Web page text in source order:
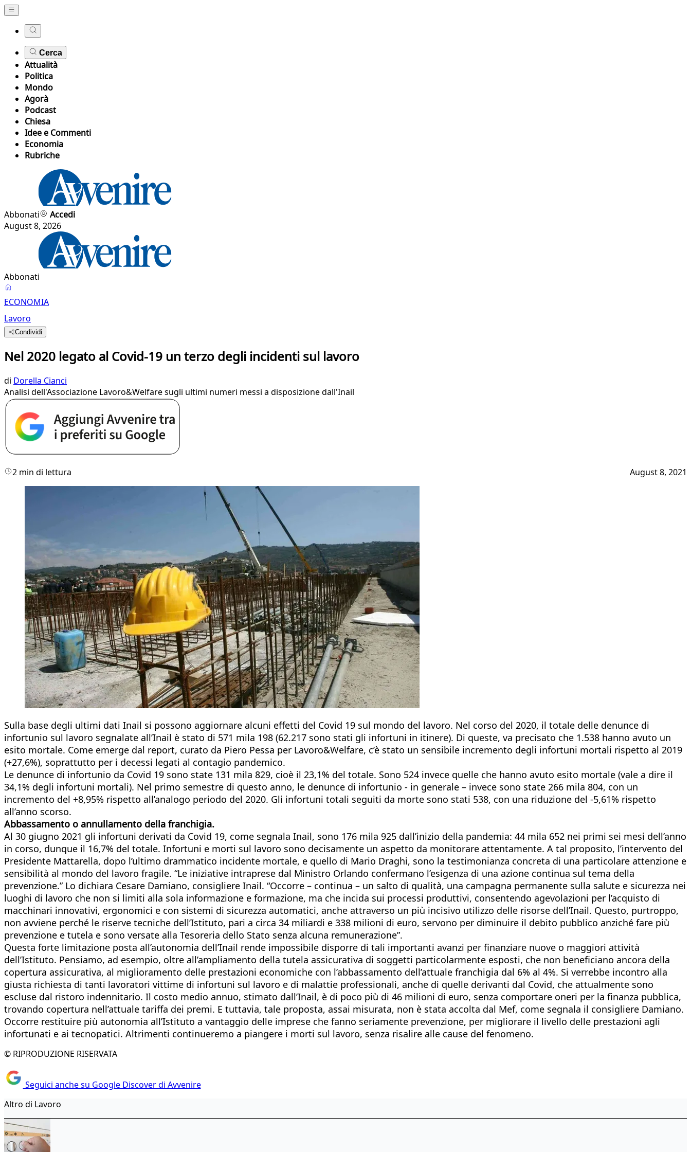
Cerca
Attualità
Politica
Mondo
Agorà
Podcast
Chiesa
Idee e Commenti
Economia
Rubriche
Abbonati
Accedi
August 8, 2026
Abbonati
ECONOMIA
Lavoro
Condividi
Nel 2020 legato al Covid-19 un terzo degli incidenti sul lavoro
di Dorella Cianci
Analisi dell'Associazione Lavoro&Welfare sugli ultimi numeri messi a disposizione dall'Inail
2 min di lettura August 8, 2021
Sulla base degli ultimi dati Inail si possono aggiornare alcuni effetti del Covid 19 sul mondo del lavoro. Nel corso del 2020, il totale delle denunce di
infortunio sul lavoro segnalate all’Inail è stato di 571 mila 198 (62.217 sono stati gli infortuni in itinere). Di queste, va precisato che 1.538 hanno avuto un
esito mortale. Come emerge dal report, curato da Piero Pessa per Lavoro&Welfare, c’è stato un sensibile incremento degli infortuni mortali rispetto al 2019
(+27,6%), soprattutto per i decessi legati al contagio pandemico.
Le denunce di infortunio da Covid 19 sono state 131 mila 829, cioè il 23,1% del totale. Sono 524 invece quelle che hanno avuto esito mortale (vale a dire il
34,1% degli infortuni mortali). Nel primo semestre di questo anno, le denunce di infortunio - in generale – invece sono state 266 mila 804, con un
incremento del +8,95% rispetto all’analogo periodo del 2020. Gli infortuni totali seguiti da morte sono stati 538, con una riduzione del -5,61% rispetto
all’anno scorso.
Abbassamento o annullamento della franchigia.
Al 30 giugno 2021 gli infortuni derivati da Covid 19, come segnala Inail, sono 176 mila 925 dall’inizio della pandemia: 44 mila 652 nei primi sei mesi dell’anno
in corso, dunque il 16,7% del totale. Infortuni e morti sul lavoro sono decisamente un aspetto da monitorare attentamente. A tal proposito, l’intervento del
Presidente Mattarella, dopo l’ultimo drammatico incidente mortale, e quello di Mario Draghi, sono la testimonianza concreta di una particolare attenzione e
sensibilità al mondo del lavoro fragile. “Le iniziative intraprese dal Ministro Orlando confermano l’esigenza di una azione continua sul tema della
prevenzione.” Lo dichiara Cesare Damiano, consigliere Inail. “Occorre – continua – un salto di qualità, una campagna permanente sulla salute e sicurezza nei
luoghi di lavoro che non si limiti alla sola informazione e formazione, ma che incida sui processi produttivi, consentendo agevolazioni per l’acquisto di
macchinari innovativi, ergonomici e con sistemi di sicurezza automatici, anche attraverso un più incisivo utilizzo delle risorse dell’Inail. Questo, purtroppo,
non avviene perché le riserve tecniche dell’Istituto, pari a circa 34 miliardi e 338 milioni di euro, servono per diminuire il debito pubblico anziché fare più
prevenzione e tutela e sono versate alla Tesoreria dello Stato senza alcuna remunerazione”.
Questa forte limitazione posta all’autonomia dell’Inail rende impossibile disporre di tali importanti avanzi per finanziare nuove o maggiori attività
dell’Istituto. Pensiamo, ad esempio, oltre all’ampliamento della tutela assicurativa di soggetti particolarmente esposti, che non beneficiano ancora della
copertura assicurativa, al miglioramento delle prestazioni economiche con l’abbassamento dell’attuale franchigia dal 6% al 4%. Si verrebbe incontro alla
giusta richiesta di tanti lavoratori vittime di infortuni sul lavoro e di malattie professionali, anche di quelle derivanti dal Covid, che attualmente sono
escluse dal ristoro indennitario. Il costo medio annuo, stimato dall’Inail, è di poco più di 46 milioni di euro, senza comportare oneri per la finanza pubblica,
trovando copertura nell’attuale tariffa dei premi. E tuttavia, tale proposta, assai misurata, non è stata accolta dal Mef, come segnala il consigliere Damiano.
Occorre restituire più autonomia all’Istituto a vantaggio delle imprese che fanno seriamente prevenzione, per migliorare il livello delle prestazioni agli
infortunati e ai tecnopatici. Altrimenti continueremo a piangere i morti sul lavoro, senza risalire alle cause del fenomeno.
© RIPRODUZIONE RISERVATA
Seguici anche su Google Discover di Avvenire
Altro di Lavoro